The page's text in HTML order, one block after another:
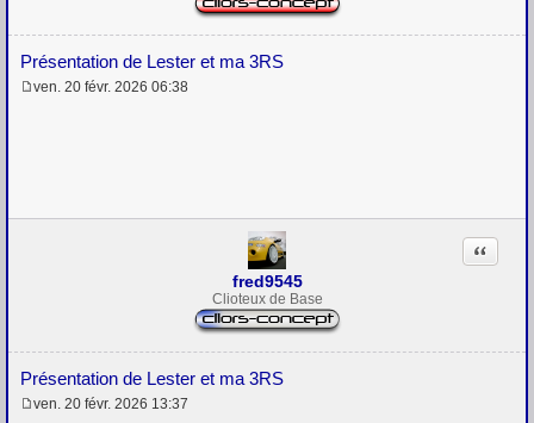
Présentation de Lester et ma 3RS
ven. 20 févr. 2026 06:38
fred9545
Clioteux de Base
Présentation de Lester et ma 3RS
Citation
ven. 20 févr. 2026 13:37